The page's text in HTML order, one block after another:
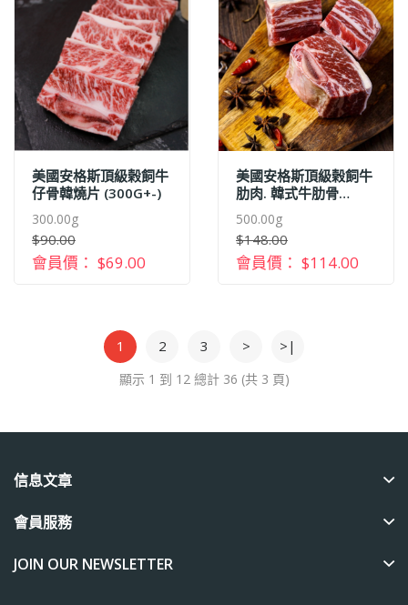
美國安格斯頂級榖飼牛
仔骨韓燒片 (300G+-)
300.00g
$90.00
會員價： $69.00
美國安格斯頂級榖飼牛
肋肉. 韓式牛肋骨
500.00g
$148.00
會員價： $114.00
1 2 3 > >|
顯示 1 到 12 總計 36 (共 3 頁)
信息文章
會員服務
JOIN OUR NEWSLETTER